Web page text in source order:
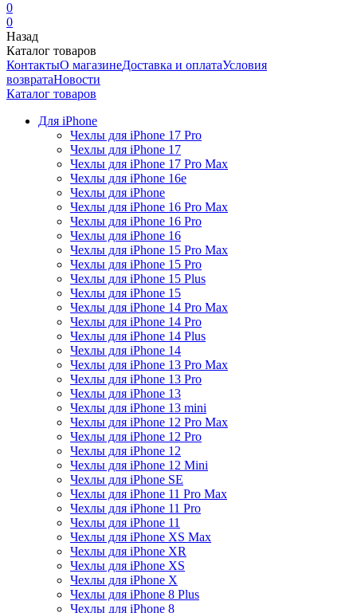
0
0
Назад
Каталог товаров
КонтактыО магазинеДоставка и оплатаУсловия
возвратаНовости
Каталог товаров
Для iPhone
Чехлы для iPhone 17 Pro
Чехлы для iPhone 17
Чехлы для iPhone 17 Pro Max
Чехлы для iPhone 16e
Чехлы для iPhone
Чехлы для iPhone 16 Pro Max
Чехлы для iPhone 16 Pro
Чехлы для iPhone 16
Чехлы для iPhone 15 Pro Max
Чехлы для iPhone 15 Pro
Чехлы для iPhone 15 Plus
Чехлы для iPhone 15
Чехлы для iPhone 14 Pro Max
Чехлы для iPhone 14 Pro
Чехлы для iPhone 14 Plus
Чехлы для iPhone 14
Чехлы для iPhone 13 Pro Max
Чехлы для iPhone 13 Pro
Чехлы для iPhone 13
Чехлы для iPhone 13 mini
Чехлы для iPhone 12 Pro Max
Чехлы для iPhone 12 Pro
Чехлы для iPhone 12
Чехлы для iPhone 12 Mini
Чехлы для iPhone SE
Чехлы для iPhone 11 Pro Max
Чехлы для iPhone 11 Pro
Чехлы для iPhone 11
Чехлы для iPhone XS Max
Чехлы для iPhone XR
Чехлы для iPhone XS
Чехлы для iPhone X
Чехлы для iPhone 8 Plus
Чехлы для iPhone 8